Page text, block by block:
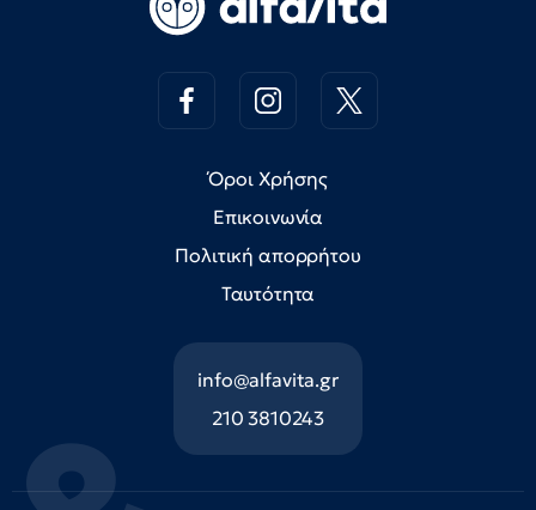
Όροι Χρήσης
Επικοινωνία
Πολιτική απορρήτου
Ταυτότητα
info@alfavita.gr
210 3810243